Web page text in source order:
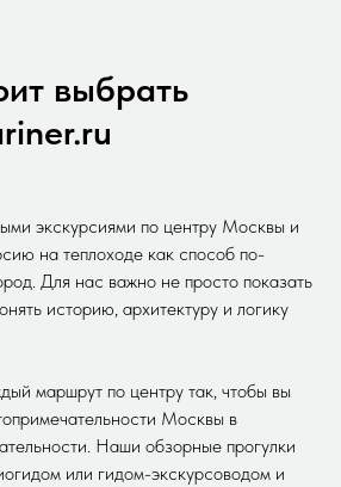
выбрать
экскурсиями по центру Москвы и
на теплоходе как способ по-
Для нас важно не просто показать
историю, архитектуру и логику
маршрут по центру так, чтобы вы
Москвы в
Наши обзорные прогулки
или гидом-экскурсоводом и